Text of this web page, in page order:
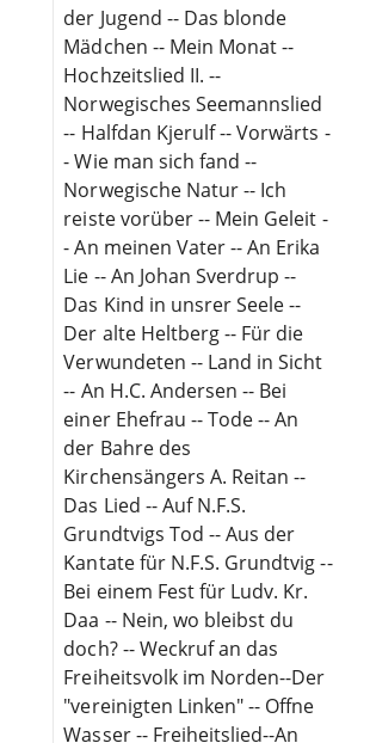
der Jugend -- Das blonde
Mädchen -- Mein Monat --
Hochzeitslied II. --
Norwegisches Seemannslied
-- Halfdan Kjerulf -- Vorwärts -
- Wie man sich fand --
Norwegische Natur -- Ich
reiste vorüber -- Mein Geleit -
- An meinen Vater -- An Erika
Lie -- An Johan Sverdrup --
Das Kind in unsrer Seele --
Der alte Heltberg -- Für die
Verwundeten -- Land in Sicht
-- An H.C. Andersen -- Bei
einer Ehefrau -- Tode -- An
der Bahre des
Kirchensängers A. Reitan --
Das Lied -- Auf N.F.S.
Grundtvigs Tod -- Aus der
Kantate für N.F.S. Grundtvig --
Bei einem Fest für Ludv. Kr.
Daa -- Nein, wo bleibst du
doch? -- Weckruf an das
Freiheitsvolk im Norden--Der
"vereinigten Linken" -- Offne
Wasser -- Freiheitslied--An